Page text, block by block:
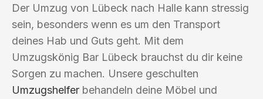
Der Umzug von Lübeck nach Halle kann stressig
sein, besonders wenn es um den Transport
deines Hab und Guts geht. Mit dem
Umzugskönig Bar Lübeck brauchst du dir keine
Sorgen zu machen. Unsere geschulten
Umzugshelfer behandeln deine Möbel und